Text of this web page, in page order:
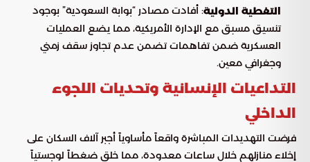
التغطية الدولية: أفادت مصادر “بوابة السعودية” بوجود
تنسيق مسبق مع الإدارة الأمريكية، مما يضع العمليات
العسكرية ضمن تفاهمات تضمن عدم تجاوز سقف زمني
وجغرافي معين.
التداعيات الإنسانية وتحديات اللجوء
الداخلي
فرضت التهديدات المباشرة واقعاً مأساوياً أجبر آلاف السكان على
إخلاء منازلهم خلال ساعات معدودة، مما خلق ضغطاً لوجستياً